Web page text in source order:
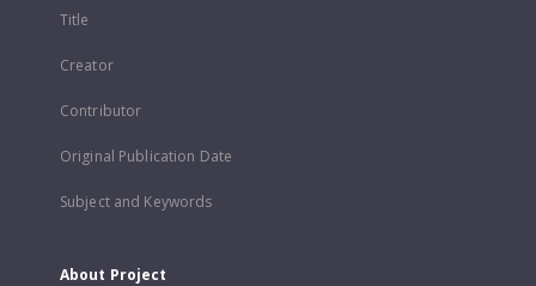
Title
Creator
Contributor
Original Publication Date
Subject and Keywords
About Project